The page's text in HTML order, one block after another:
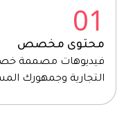
01
محتوى مخصص
فيديوهات مصممة
التجارية وجمهورك